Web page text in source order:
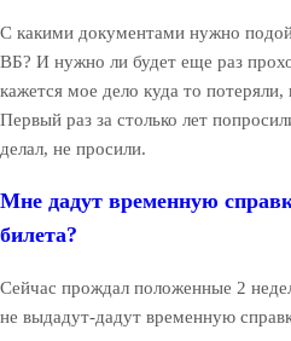
С какими документами нужно
ВБ? И нужно ли будет еще раз
кажется мое дело куда то
Первый раз за столько лет
делал, не просили.
Мне дадут временную
билета?
Сейчас прождал положенные 2
не выдадут-дадут временную